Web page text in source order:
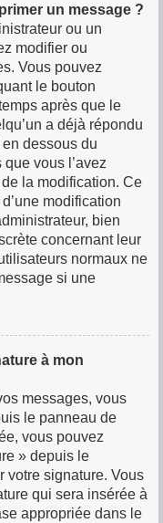
un message ?
ou un
modifier ou
Vous pouvez
le bouton
après que le
a déjà répondu
dessous du
vous l’avez
la modification. Ce
modification
bien
concernant leur
normaux ne
si une
à mon
messages, vous
le panneau de
vous pouvez
» depuis le
votre signature. Vous
qui sera insérée à
appropriée dans le